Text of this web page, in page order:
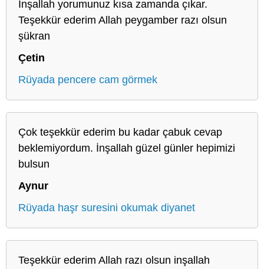
İnşallah yorumunuz kısa zamanda çıkar.
Teşekkür ederim Allah peygamber razı olsun
şükran
Çetin
Rüyada pencere cam görmek
Çok teşekkür ederim bu kadar çabuk cevap
beklemiyordum. İnşallah güzel günler hepimizi
bulsun
Aynur
Rüyada haşr suresini okumak diyanet
Teşekkür ederim Allah razı olsun inşallah